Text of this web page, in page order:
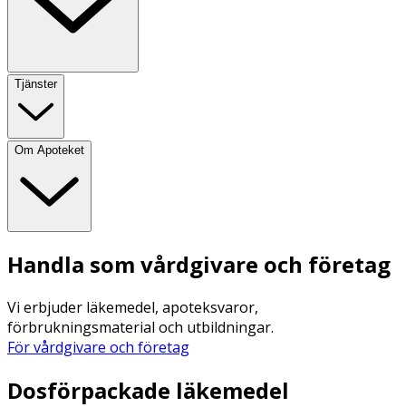
Tjänster
Om Apoteket
Handla som vårdgivare och företag
Vi erbjuder läkemedel, apoteksvaror,
förbrukningsmaterial och utbildningar.
För vårdgivare och företag
Dosförpackade läkemedel